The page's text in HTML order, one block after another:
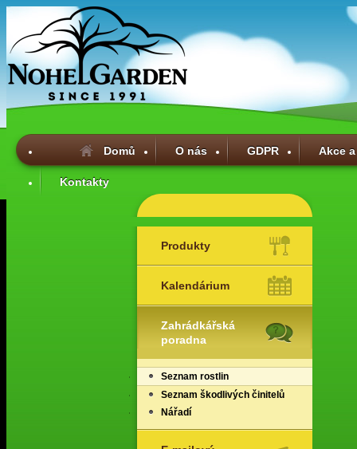
Domů O nás GDPR Akce
Kontakty
Produkty
Kalendárium
Zahrádkářská
poradna
Seznam rostlin
Seznam škodlivých činitelů
Nářadí